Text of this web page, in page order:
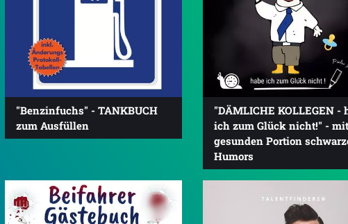
"Benzinfuchs" - TANKBUCH
zum Ausfüllen
"DÄMLICHE KOLLEGEN -
ich zum Glück nicht!" -
gesunden Portion
Humors